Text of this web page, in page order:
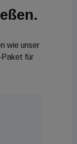
wie unser
Paket für